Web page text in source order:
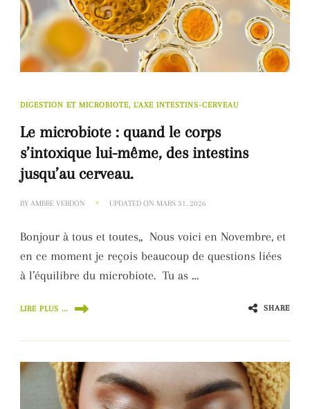
DIGESTION ET MICROBIOTE, L'AXE INTESTINS-CERVEAU
Le microbiote : quand le corps
s’intoxique lui-même, des intestins
jusqu’au cerveau.
BY AMBRE VERDON UPDATED ON MARS 31, 2026
Bonjour à tous et toutes,, Nous voici en Novembre, et
en ce moment je reçois beaucoup de questions liées
à l’équilibre du microbiote. Tu as …
LIRE PLUS ... SHARE